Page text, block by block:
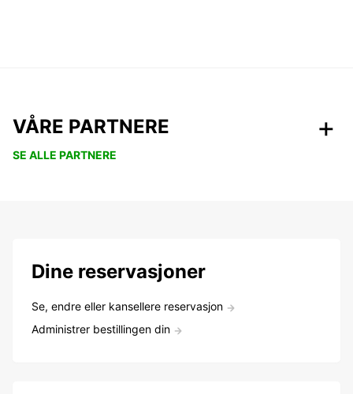
VÅRE PARTNERE
SE ALLE PARTNERE
Dine reservasjoner
Se, endre eller kansellere reservasjon
Administrer bestillingen din